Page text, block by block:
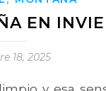
EN
18, 2025